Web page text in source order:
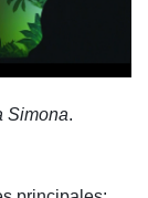
Simona.